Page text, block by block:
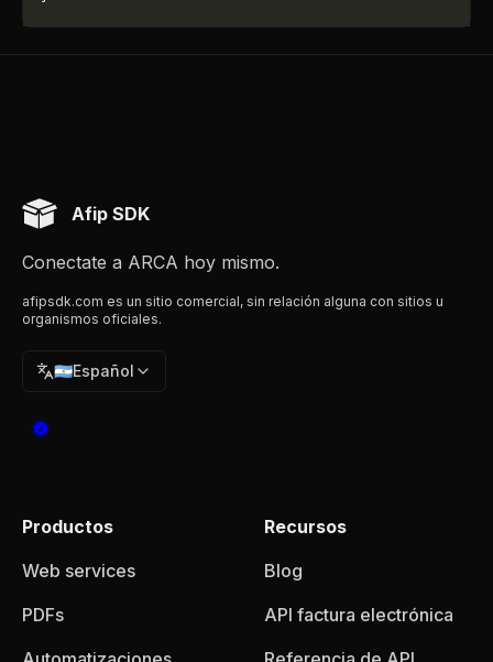
Afip SDK
Conectate a ARCA hoy mismo.
afipsdk.com es un sitio comercial, sin relación alguna con sitios u
organismos oficiales.
🇦🇷Español
Productos
Web services
PDFs
Recursos
Blog
API factura electrónica